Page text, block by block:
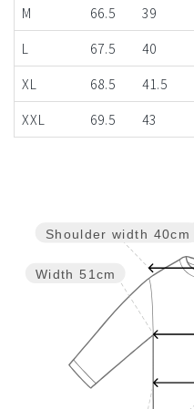
M
66.5 39
L
67.5 40
XL
68.5 41.5
XXL
69.5 43
Width 51cm
Shoulder width 40cm